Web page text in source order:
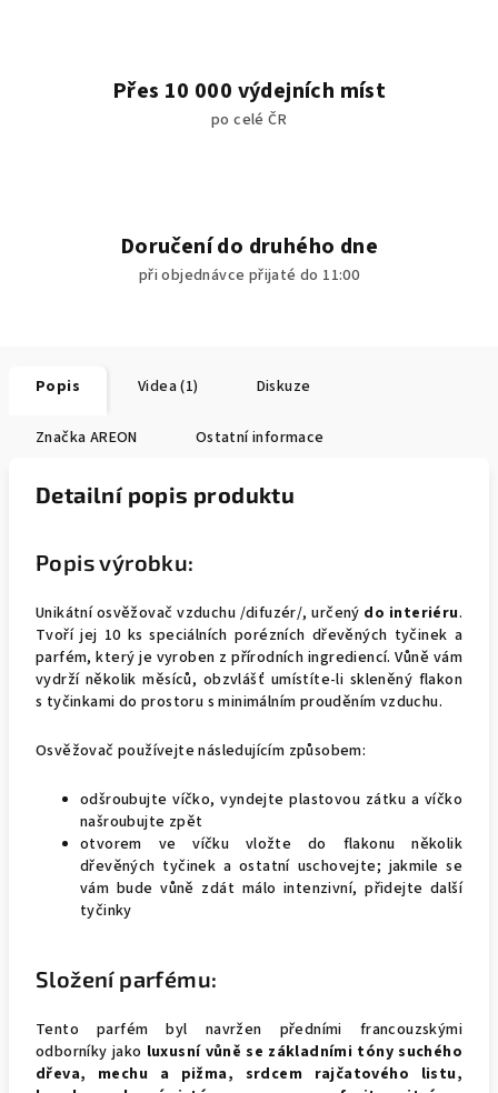
Přes 10 000 výdejních míst
po celé ČR
Doručení do druhého dne
při objednávce přijaté do 11:00
Popis Videa (1) Diskuze
Značka AREON Ostatní informace
Detailní popis produktu
Popis výrobku:
Unikátní osvěžovač vzduchu /difuzér/, určený do interiéru.
Tvoří jej 10 ks speciálních porézních dřevěných tyčinek a
parfém, který je vyroben z přírodních ingrediencí. Vůně vám
vydrží několik měsíců, obzvlášť umístíte-li skleněný flakon
s tyčinkami do prostoru s minimálním prouděním vzduchu.
Osvěžovač používejte následujícím způsobem:
odšroubujte víčko, vyndejte plastovou zátku a víčko
našroubujte zpět
otvorem ve víčku vložte do flakonu několik
dřevěných tyčinek a ostatní uschovejte; jakmile se
vám bude vůně zdát málo intenzivní, přidejte další
tyčinky
Složení parfému:
Tento parfém byl navržen předními francouzskými
odborníky jako luxusní vůně se základními tóny suchého
dřeva, mechu a pižma, srdcem rajčatového listu,